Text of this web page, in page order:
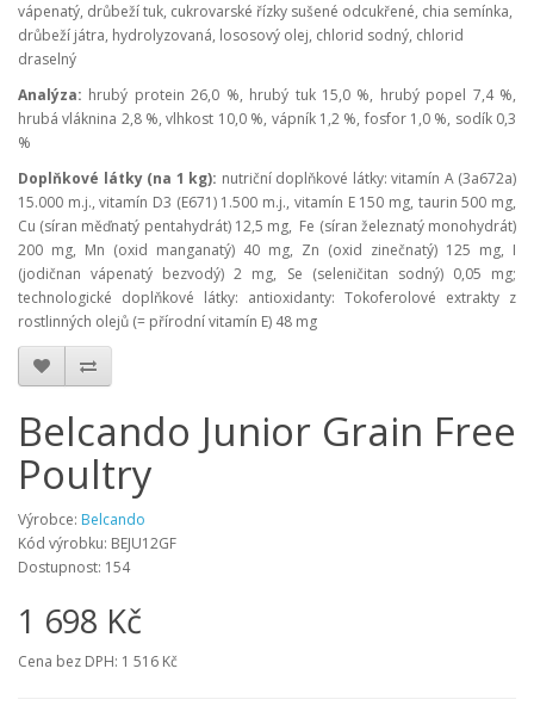
vápenatý, drůbeží tuk, cukrovarské řízky sušené odcukřené, chia semínka,
drůbeží játra, hydrolyzovaná, lososový olej, chlorid sodný, chlorid
draselný
Analýza: hrubý protein 26,0 %, hrubý tuk 15,0 %, hrubý popel 7,4 %,
hrubá vláknina 2,8 %, vlhkost 10,0 %, vápník 1,2 %, fosfor 1,0 %, sodík 0,3
%
Doplňkové látky (na 1 kg): nutriční doplňkové látky: vitamín A (3a672a)
15.000 m.j., vitamín D3 (E671) 1.500 m.j., vitamín E 150 mg, taurin 500 mg,
Cu (síran měďnatý pentahydrát) 12,5 mg, Fe (síran železnatý monohydrát)
200 mg, Mn (oxid manganatý) 40 mg, Zn (oxid zinečnatý) 125 mg, I
(jodičnan vápenatý bezvodý) 2 mg, Se (seleničitan sodný) 0,05 mg;
technologické doplňkové látky: antioxidanty: Tokoferolové extrakty z
rostlinných olejů (= přírodní vitamín E) 48 mg
Belcando Junior Grain Free
Poultry
Výrobce: Belcando
Kód výrobku: BEJU12GF
Dostupnost: 154
1 698 Kč
Cena bez DPH: 1 516 Kč